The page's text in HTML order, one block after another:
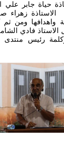
حياة جابر علي
الاستاذة زهراء
ومن ثم
فادي
رئيس منتدى